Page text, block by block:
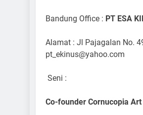
Bandung Office : PT ESA
Alamat : Jl Pajagalan No.
pt_ekinus@yahoo.com
Seni :
Co-founder Cornucopia